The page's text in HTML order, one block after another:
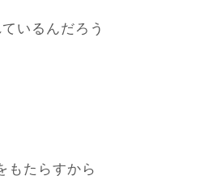
いるんだろう
もたらすから